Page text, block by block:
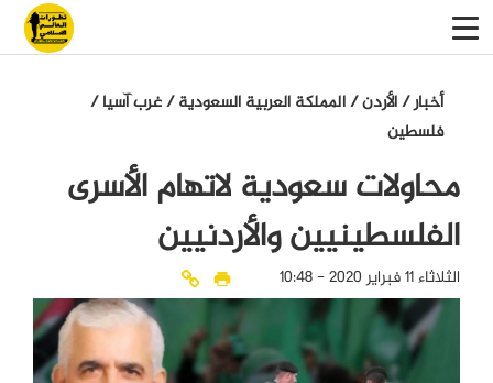
أخبار/الأردن/المملكة العربية السعودية/غرب آسيا/
فلسطين
محاولات سعودية لاتهام الأسرى
الفلسطينيين والأردنيين
الثلاثاء 11 فبراير 2020 - 10:48